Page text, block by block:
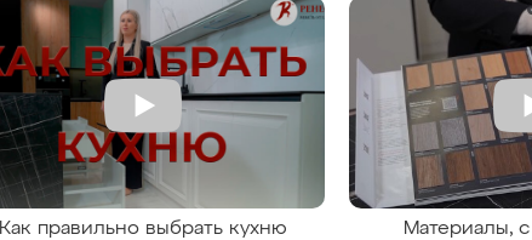
Как правильно выбрать кухню
Материалы,